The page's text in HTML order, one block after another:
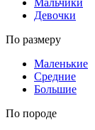
Девочки
По размеру
Маленькие
Средние
Большие
По породе